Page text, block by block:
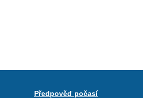
Předpověď počasí